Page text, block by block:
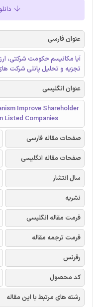
عنوان فارسی
آیا مکانیسم حکومت شرکتی،
تجزیه و تحلیل پانلی شرکت
عنوان انگلیسی
Improve Shareholder
Listed Companies
صفحات مقاله فارسی
صفحات مقاله انگلیسی
سال انتشار
نشریه
فرمت مقاله انگلیسی
فرمت ترجمه مقاله
رفرنس
کد محصول
رشته های مرتبط با این مقاله